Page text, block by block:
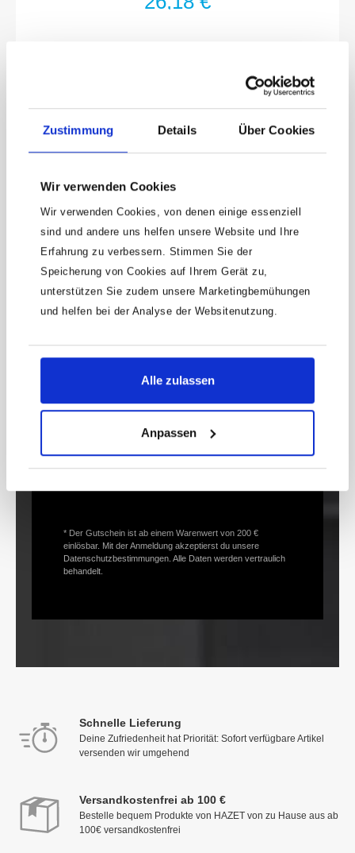
Zustimmung Details Über Cookies
Wir verwenden Cookies
Wir verwenden Cookies, von denen einige essenziell
sind und andere uns helfen unsere Website und Ihre
Erfahrung zu verbessern. Stimmen Sie der
Speicherung von Cookies auf Ihrem Gerät zu,
unterstützen Sie zudem unsere Marketingbemühungen
und helfen bei der Analyse der Websitenutzung.
Alle zulassen
Anpassen
Keine Angebote
mehr verpassen!
15 € Gutschein* sichern!
Bleibe auf dem Laufenden mit unserem
nächsten Einkauf.
* Der Gutschein ist ab einem Warenwert von 200 €
einlösbar. Mit der Anmeldung akzeptierst du unsere
Datenschutzbestimmungen. Alle Daten werden vertraulich
behandelt.
Schnelle Lieferung
Deine Zufriedenheit hat Priorität: Sofort verfügbare Artikel
versenden wir umgehend
Versandkostenfrei ab 100 €
Bestelle bequem Produkte von HAZET von zu Hause aus ab
100€ versandkostenfrei